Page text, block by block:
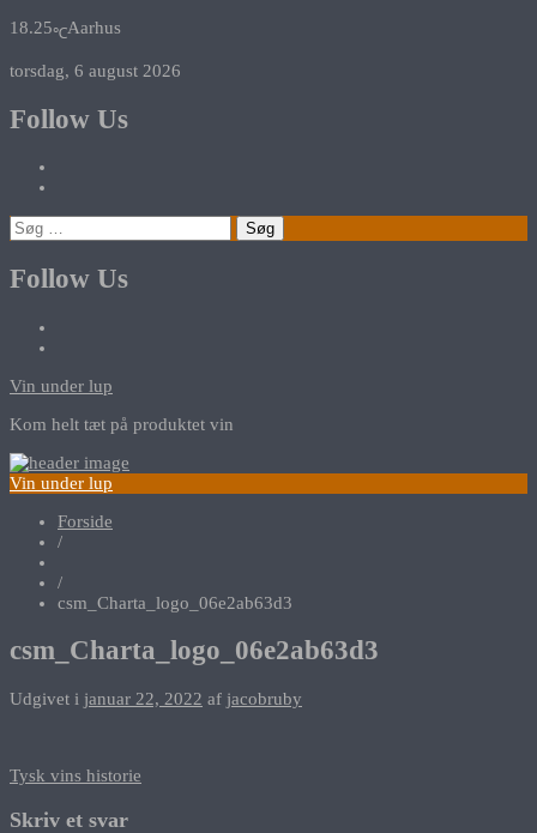
18.25℃Aarhus
torsdag, 6 august 2026
Follow Us
Søg
efter:
Follow Us
Vin under lup
Kom helt tæt på produktet vin
Vin under lup
Forside
/
/
csm_Charta_logo_06e2ab63d3
csm_Charta_logo_06e2ab63d3
Udgivet i januar 22, 2022 af jacobruby
Indlægsnavigation
Tysk vins historie
Skriv et svar